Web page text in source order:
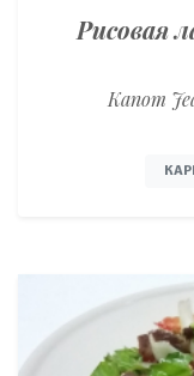
Рисовая
Kanom